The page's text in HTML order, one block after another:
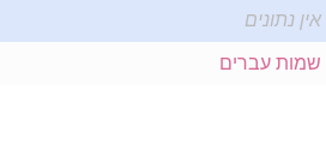
אין נתונים
שמות עברים